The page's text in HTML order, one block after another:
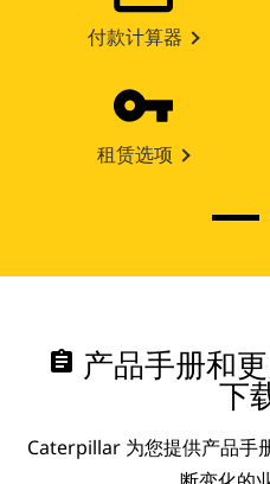
付款计算器
租赁选项
assignment 产品手册和
下
Caterpillar 为您提供产品手